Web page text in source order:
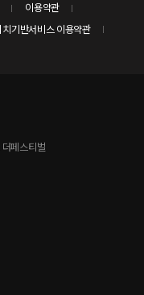
이용약관
치기반서비스 이용약관
페스티벌